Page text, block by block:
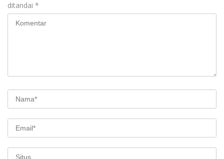
ditandai *